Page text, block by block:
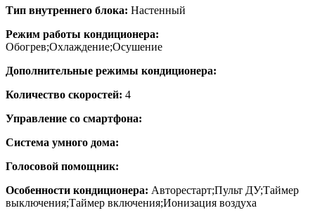
Тип внутреннего блока: Настенный
Режим работы кондиционера:
Обогрев;Охлаждение;Осушение
Дополнительные режимы кондиционера:
Количество скоростей: 4
Управление со смартфона:
Система умного дома:
Голосовой помощник:
Особенности кондиционера: Авторестарт;Пульт ДУ;Таймер
выключения;Таймер включения;Ионизация воздуха